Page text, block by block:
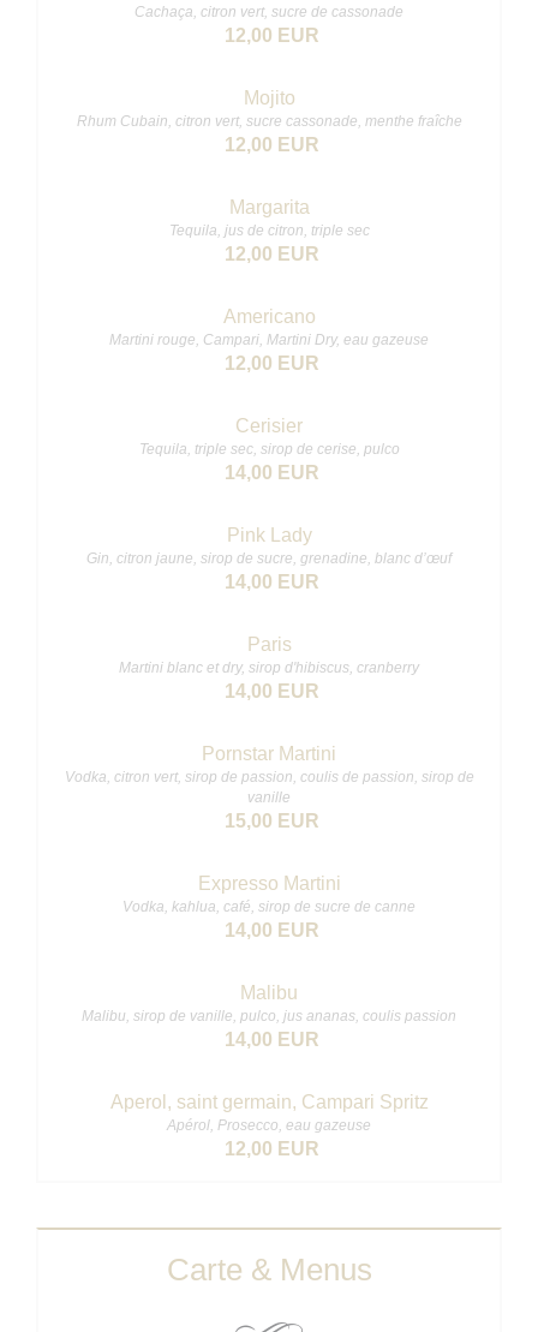
Cachaça, citron vert, sucre de cassonade
12,00 EUR
Mojito
Rhum Cubain, citron vert, sucre cassonade, menthe fraîche
12,00 EUR
Margarita
Tequila, jus de citron, triple sec
12,00 EUR
Americano
Martini rouge, Campari, Martini Dry, eau gazeuse
12,00 EUR
Cerisier
Tequila, triple sec, sirop de cerise, pulco
14,00 EUR
Pink Lady
Gin, citron jaune, sirop de sucre, grenadine, blanc d’œuf
14,00 EUR
Paris
Martini blanc et dry, sirop d'hibiscus, cranberry
14,00 EUR
Pornstar Martini
Vodka, citron vert, sirop de passion, coulis de passion, sirop de
vanille
15,00 EUR
Expresso Martini
Vodka, kahlua, café, sirop de sucre de canne
14,00 EUR
Malibu
Malibu, sirop de vanille, pulco, jus ananas, coulis passion
14,00 EUR
Aperol, saint germain, Campari Spritz
Apérol, Prosecco, eau gazeuse
12,00 EUR
Carte & Menus